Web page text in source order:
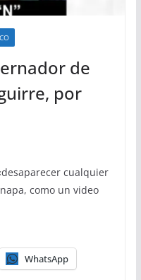
de
por
cualquier
como un video
WhatsApp